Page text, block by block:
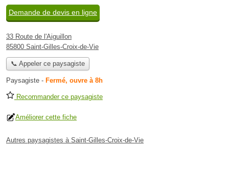
Demande de devis en ligne
33 Route de l'Aiguillon
85800 Saint-Gilles-Croix-de-Vie
📞 Appeler ce paysagiste
Paysagiste - Fermé, ouvre à 8h
Recommander ce paysagiste
Améliorer cette fiche
Autres paysagistes à Saint-Gilles-Croix-de-Vie